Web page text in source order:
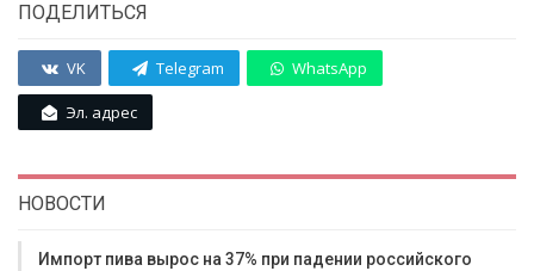
ПОДЕЛИТЬСЯ
VK Telegram WhatsApp
Эл. адрес
НОВОСТИ
Импорт пива вырос на 37% при падении российского